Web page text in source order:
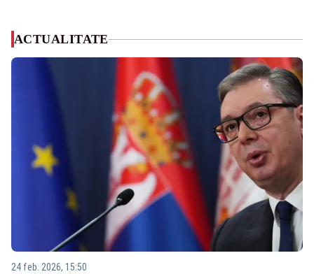
ACTUALITATE
24 feb. 2026, 15:50